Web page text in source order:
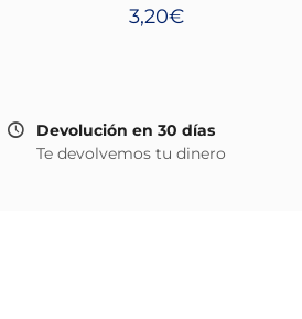
3,20€
Devolución en 30 días
Te devolvemos tu dinero